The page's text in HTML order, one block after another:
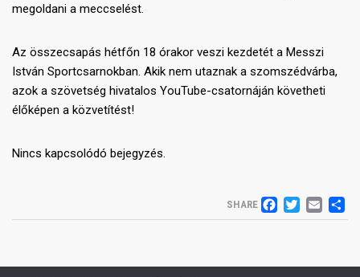
megoldani a meccselést.
Az összecsapás hétfőn 18 órakor veszi kezdetét a Messzi
István Sportcsarnokban. Akik nem utaznak a szomszédvárba,
azok a szövetség hivatalos YouTube-csatornáján követheti
élőképen a közvetítést!
Nincs kapcsolódó bejegyzés.
SHARE